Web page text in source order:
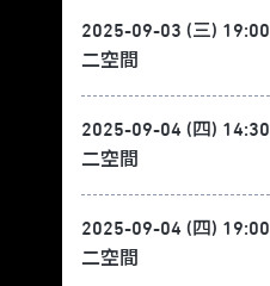
2025-09-03 (三) 19:00
二空間
2025-09-04 (四) 14:30
二空間
2025-09-04 (四) 19:00
二空間